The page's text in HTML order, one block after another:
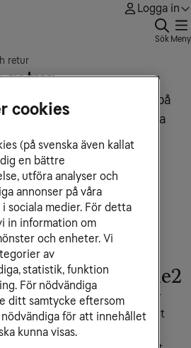
Logga in
Sök Meny
retur
retur
ingått ett avtal med Tele2 på
har du rätt att ångra
kund hos Tele2
att ångra ett avtal som du har
eller utanför affärslokal. Enligt
utanför affärslokaler (SFS
Tele2
cookies
(på svenska även kallat
en bättre
utföra analyser och
annonser på våra
sociala medier. För detta
in information om
och enheter. Vi
av
statistik, funktion
För nödvändiga
ditt samtycke eftersom
nödvändiga för att innehållet
kunna visas.